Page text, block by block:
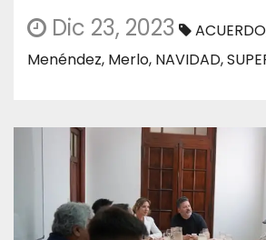
Dic 23, 2023 ACUERDO
Menéndez, Merlo, NAVIDAD,